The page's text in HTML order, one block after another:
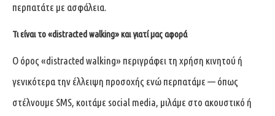
περπατάτε με ασφάλεια.
Τι είναι το «distracted walking» και γιατί μας αφορά
Ο όρος «distracted walking» περιγράφει τη χρήση κινητού ή
γενικότερα την έλλειψη προσοχής ενώ περπατάμε — όπως
στέλνουμε SMS, κοιτάμε social media, μιλάμε στο ακουστικό ή